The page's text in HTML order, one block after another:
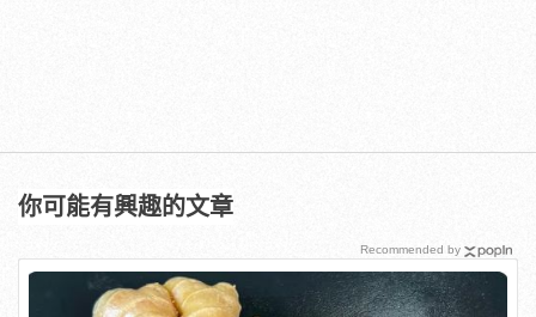
你可能有興趣的文章
Recommended by